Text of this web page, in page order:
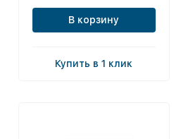
В корзину
Купить в 1 клик